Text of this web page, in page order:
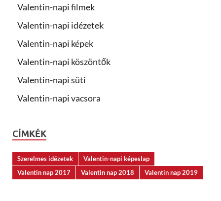
Valentin-napi filmek
Valentin-napi idézetek
Valentin-napi képek
Valentin-napi köszöntők
Valentin-napi süti
Valentin-napi vacsora
CÍMKÉK
Szerelmes idézetek
Valentin-napi képeslap
Valentin nap 2017
Valentin nap 2018 Valentin nap 2019